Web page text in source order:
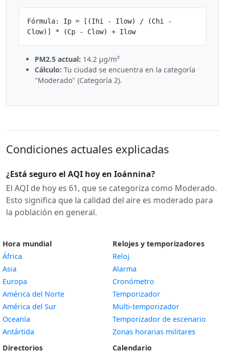
Fórmula: Ip = [(Ihi - Ilow) / (Chi -
Clow)] * (Cp - Clow) + Ilow
PM2.5 actual: 14.2 µg/m³
Cálculo: Tu ciudad se encuentra en la categoría
"Moderado" (Categoría 2).
Condiciones actuales explicadas
¿Está seguro el AQI hoy en Ioánnina?
El AQI de hoy es 61, que se categoriza como Moderado.
Esto significa que la calidad del aire es moderado para
la población en general.
Hora mundial
África
Asia
Europa
América del Norte
América del Sur
Oceanía
Antártida
Directorios
Relojes y temporizadores
Reloj
Alarma
Cronómetro
Temporizador
Multi-temporizador
Temporizador de escenario
Zonas horarias militares
Calendario